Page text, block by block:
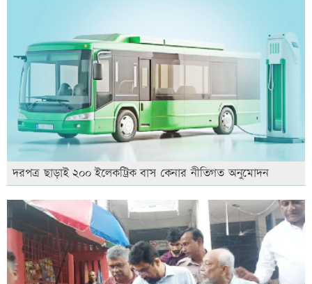
দরপত্র ছাড়াই ২০০ ইলেকট্রিক বাস কেনার নীতিগত অনুমোদন